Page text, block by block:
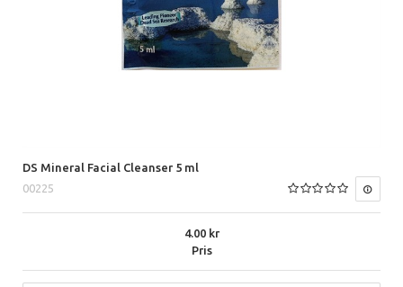
DS Mineral Facial Cleanser 5 ml
00225
Pris
4.00